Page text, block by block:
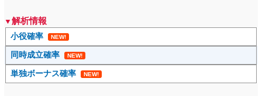
解析情報
小役確率 NEW!
同時成立確率 NEW!
単独ボーナス確率 NEW!